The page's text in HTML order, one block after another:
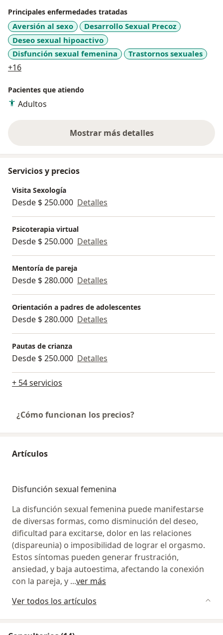
Principales enfermedades tratadas
Aversión al sexo
Desarrollo Sexual Precoz
Deseo sexual hipoactivo
Disfunción sexual femenina
Trastornos sexuales
+16a11y_sr_more_diseases
Pacientes que atiendo
Adultos
Mostrar más detalles
sobre la experiencia
Servicios y precios
Visita Sexología
Desde $ 250.000 Detalles
Psicoterapia virtual
Desde $ 250.000 Detalles
Mentoría de pareja
Desde $ 280.000 Detalles
Orientación a padres de adolescentes
Desde $ 280.000 Detalles
Pautas de crianza
Desde $ 250.000 Detalles
+ 54 servicios
¿Cómo funcionan los precios?
Artículos
Disfunción sexual femenina
La disfunción sexual femenina puede manifestarse
de diversas formas, como disminución del deseo,
dificultad para excitarse, dolor en las relaciones
(dispareunia) o imposibilidad de lograr el orgasmo.
Estos síntomas pueden generar frustración,
ansiedad, y baja autoestima, afectando la conexión
con la pareja, y ...ver más
Ver todos los artículos